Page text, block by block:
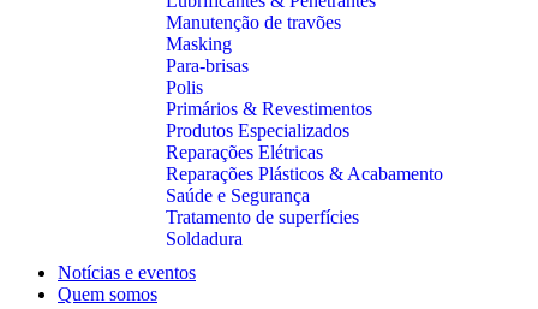
Manutenção de travões
Masking
Para-brisas
Polis
Primários & Revestimentos
Produtos Especializados
Reparações Elétricas
Reparações Plásticos & Acabamento
Saúde e Segurança
Tratamento de superfícies
Soldadura
Notícias e eventos
Quem somos